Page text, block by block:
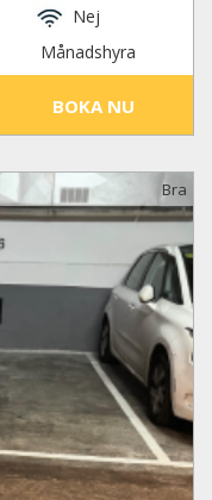
Nej
Månadshyra
BOKA NU
Bra